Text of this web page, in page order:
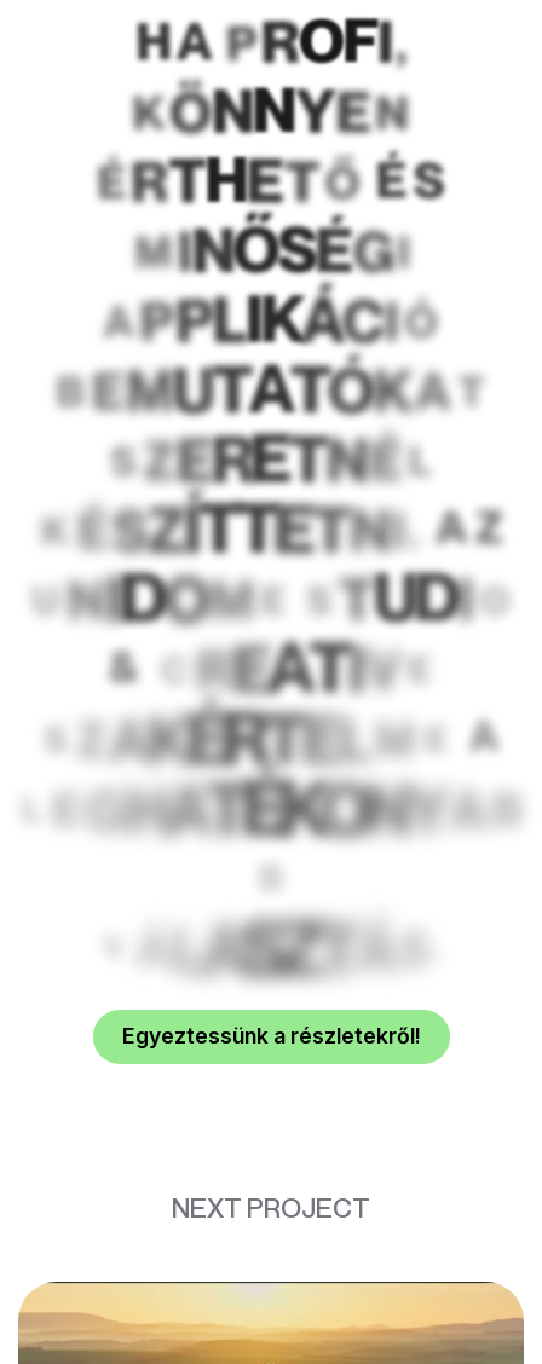
HA PROFI,
KÖNNYEN
ÉRTHETŐ ÉS
MINŐSÉGI
APPLIKÁCIÓ
BEMUTATÓKAT
SZERETNÉ L
K ÉSZÍTTETNI AZ
UNIDOME STUDIO
& C REATIVE
S ZAKÉRTELM E A
E GHATÉKONYAB
B
ÁLASZTÁS
Egyeztessünk a részletekről!
NEXT PROJECT